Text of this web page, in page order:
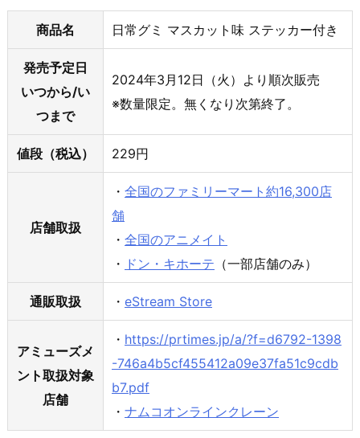
商品名 日常グミ マスカット味 ステッカー付き
発売予定日
いつから/い
つまで
2024年3月12日（火）より順次販売
※数量限定。無くなり次第終了。
値段（税込） 229円
店舗取扱
・ 全国のファミリーマート約16,300店
舗
・ 全国のアニメイト
・ ドン・キホーテ （一部店舗のみ）
通販取扱 ・ eStream Store
アミューズメ
ント取扱対象
店舗
・ https://prtimes.jp/a/?f=d6792-1398
-746a4b5cf455412a09e37fa51c9cdb
b7.pdf
・ ナムコオンラインクレーン